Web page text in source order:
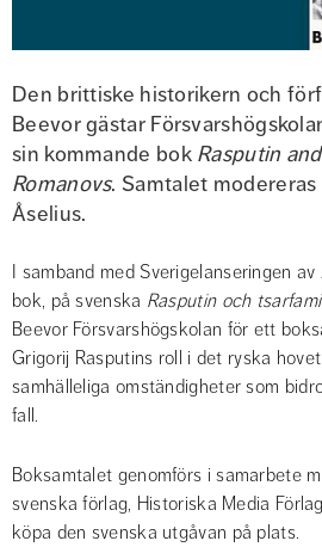
Den brittiske historikern och
Beevor gästar
sin kommande bok Rasputin
Romanovs. Samtalet
Åselius.
I samband med Sverigelanseringen
bok, på svenska Rasputin och
Beevor Försvarshögskolan för ett
Grigorij Rasputins roll i det ryska
samhälleliga omständigheter som
fall.
Boksamtalet genomförs i samarbete
svenska förlag, Historiska Media
köpa den svenska utgåvan på plats.